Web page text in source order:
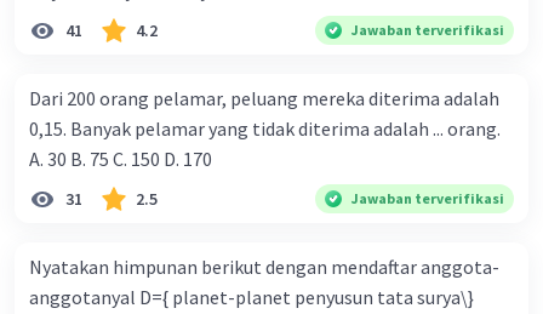
41 4.2 Jawaban terverifikasi
Dari 200 orang pelamar, peluang mereka diterima adalah
0,15. Banyak pelamar yang tidak diterima adalah ... orang.
A. 30 B. 75 C. 150 D. 170
31 2.5 Jawaban terverifikasi
Nyatakan himpunan berikut dengan mendaftar anggota-
anggotanyal D={ planet-planet penyusun tata surya\}